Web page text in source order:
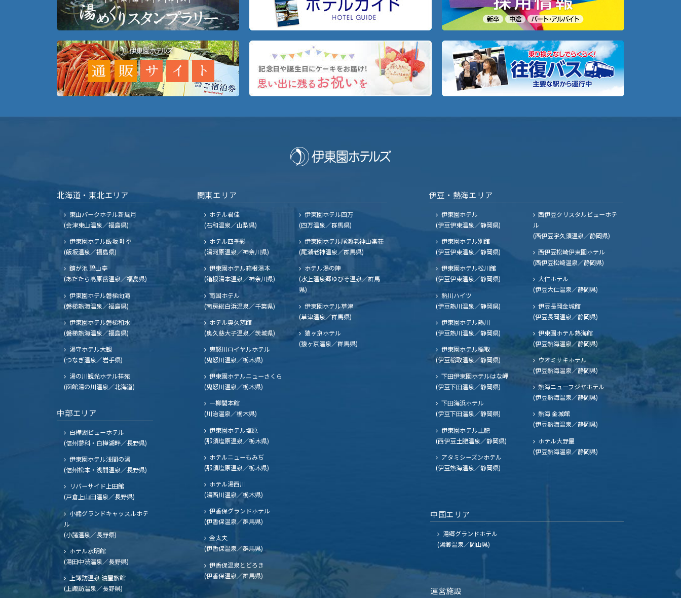
北海道・東北エリア
東山パークホテル新風月
(会津東山温泉／福島県)
伊東園ホテル飯坂 叶や
(飯坂温泉／福島県)
鏡が池 碧山亭
(あだたら高原岳温泉／福島県)
伊東園ホテル磐梯向滝
(磐梯熱海温泉／福島県)
伊東園ホテル磐梯和水
(磐梯熱海温泉／福島県)
湯守ホテル大観
(つなぎ温泉／岩手県)
湯の川観光ホテル祥苑
(函館湯の川温泉／北海道)
中部エリア
白樺湖ビューホテル
(信州蓼科・白樺湖畔／長野県)
伊東園ホテル浅間の湯
(信州松本・浅間温泉／長野県)
リバーサイド上田館
(戸倉上山田温泉／長野県)
小諸グランドキャッスルホテ
ル
(小諸温泉／長野県)
ホテル水明館
(湯田中渋温泉／長野県)
上諏訪温泉 油屋旅館
(上諏訪温泉／長野県)
関東エリア
ホテル君佳
(石和温泉／山梨県)
ホテル四季彩
(湯河原温泉／神奈川県)
伊東園ホテル箱根湯本
(箱根湯本温泉／神奈川県)
南国ホテル
(南房総白浜温泉／千葉県)
ホテル奥久慈館
(奥久慈大子温泉／茨城県)
鬼怒川ロイヤルホテル
(鬼怒川温泉／栃木県)
伊東園ホテルニューさくら
(鬼怒川温泉／栃木県)
一柳閣本館
(川治温泉／栃木県)
伊東園ホテル塩原
(那須塩原温泉／栃木県)
ホテルニューもみぢ
(那須塩原温泉／栃木県)
ホテル湯西川
(湯西川温泉／栃木県)
伊香保グランドホテル
(伊香保温泉／群馬県)
金太夫
(伊香保温泉／群馬県)
伊香保温泉とどろき
(伊香保温泉／群馬県)
伊東園ホテル四万
(四万温泉／群馬県)
伊東園ホテル尾瀬老神山楽荘
(尾瀬老神温泉／群馬県)
ホテル湯の陣
(水上温泉郷ゆびそ温泉／群馬
県)
伊東園ホテル草津
(草津温泉／群馬県)
猿ヶ京ホテル
(猿ヶ京温泉／群馬県)
伊豆・熱海エリア
伊東園ホテル
(伊豆伊東温泉／静岡県)
伊東園ホテル別館
(伊豆伊東温泉／静岡県)
伊東園ホテル松川館
(伊豆伊東温泉／静岡県)
熱川ハイツ
(伊豆熱川温泉／静岡県)
伊東園ホテル熱川
(伊豆熱川温泉／静岡県)
伊東園ホテル稲取
(伊豆稲取温泉／静岡県)
下田伊東園ホテルはな岬
(伊豆下田温泉／静岡県)
下田海浜ホテル
(伊豆下田温泉／静岡県)
伊東園ホテル土肥
(西伊豆土肥温泉／静岡県)
西伊豆クリスタルビューホテ
ル
(西伊豆宇久須温泉／静岡県)
西伊豆松崎伊東園ホテル
(西伊豆松崎温泉／静岡県)
大仁ホテル
(伊豆大仁温泉／静岡県)
伊豆長岡金城館
(伊豆長岡温泉／静岡県)
伊東園ホテル熱海館
(伊豆熱海温泉／静岡県)
ウオミサキホテル
(伊豆熱海温泉／静岡県)
熱海ニューフジヤホテル
(伊豆熱海温泉／静岡県)
熱海 金城館
(伊豆熱海温泉／静岡県)
ホテル大野屋
(伊豆熱海温泉／静岡県)
アタミシーズンホテル
(伊豆熱海温泉／静岡県)
中国エリア
湯郷グランドホテル
(湯郷温泉／岡山県)
運営施設